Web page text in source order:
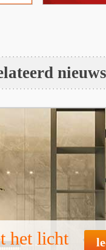
nieuws
het licht